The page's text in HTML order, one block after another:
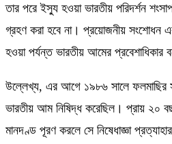
তার পরে ইস্যু হওয়া ভারতীয় পরিদর্শন
গ্রহণ করা হবে না। প্রয়োজনীয় সংশোধন
হওয়া পর্যন্ত ভারতীয় আমের
উল্লেখ্য, এর আগে ১৯৮৬ সালে ফলমাছির
ভারতীয় আম নিষিদ্ধ করেছিল। প্রায় ২০
মানদণ্ড পূরণ করলে সে নিষেধাজ্ঞা